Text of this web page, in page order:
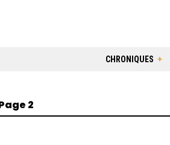
CHRONIQUES
2